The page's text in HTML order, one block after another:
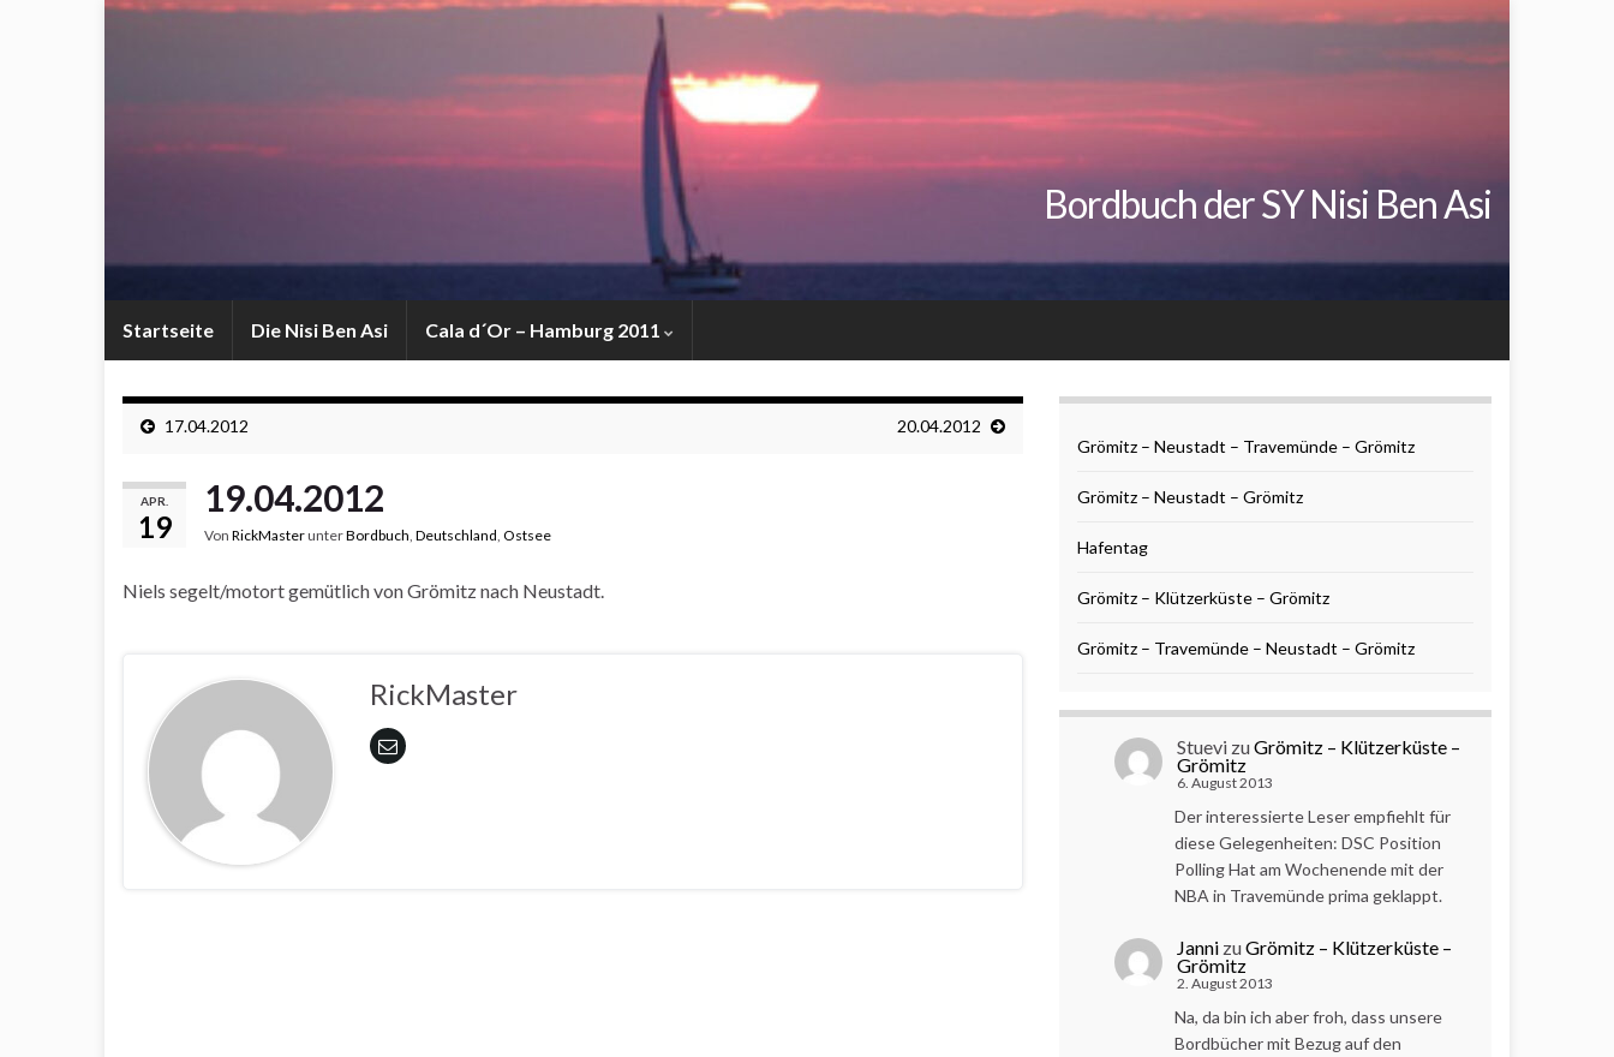
Bordbuch der SY Nisi Ben Asi
Startseite Die Nisi Ben Asi Cala d´Or – Hamburg 2011
17.04.2012 20.04.2012
APR.
19
19.04.2012
Von RickMasterunterBordbuch, Deutschland, Ostsee
Niels segelt/motort gemütlich von Grömitz nach Neustadt.
RickMaster
Grömitz – Neustadt – Travemünde – Grömitz
Grömitz – Neustadt – Grömitz
Hafentag
Grömitz – Klützerküste – Grömitz
Grömitz – Travemünde – Neustadt – Grömitz
Stuevi zuGrömitz – Klützerküste –
Grömitz
6. August 2013
Der interessierte Leser empfiehlt für
diese Gelegenheiten: DSC Position
Polling Hat am Wochenende mit der
NBA in Travemünde prima geklappt.
Janni zuGrömitz – Klützerküste –
Grömitz
2. August 2013
Na, da bin ich aber froh, dass unsere
Bordbücher mit Bezug auf den